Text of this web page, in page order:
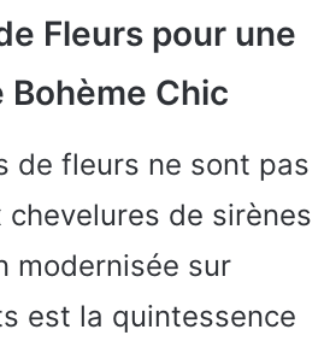
Fleurs pour une
Bohème Chic
de fleurs ne sont pas
chevelures de sirènes
modernisée sur
est la quintessence